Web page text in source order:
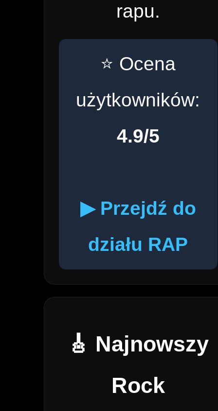
rapu.
⭐ Ocena
użytkowników:
4.9/5
▶ Przejdź do
działu RAP
🎸 Najnowszy
Rock